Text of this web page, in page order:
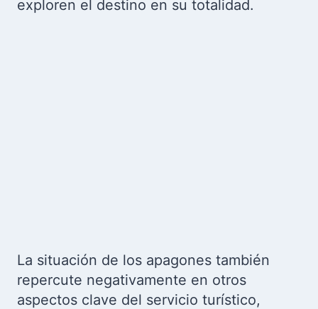
exploren el destino en su totalidad.
La situación de los apagones también
repercute negativamente en otros
aspectos clave del servicio turístico,